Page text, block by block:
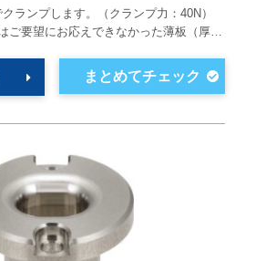
ランプします。（クランプ力：40N）
ご要望にお応えできなかった薄板（厚…